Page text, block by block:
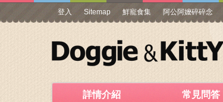
登入 Sitemap 鮮寵食集 阿公阿嬤碎碎念
詳情介紹 常見問答